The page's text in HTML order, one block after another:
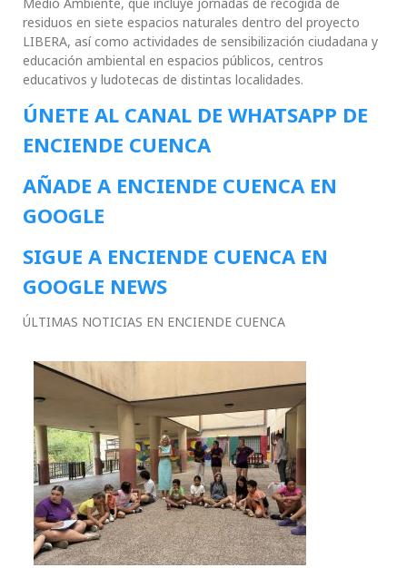
Medio Ambiente, que incluye jornadas de recogida de
residuos en siete espacios naturales dentro del proyecto
LIBERA, así como actividades de sensibilización ciudadana y
educación ambiental en espacios públicos, centros
educativos y ludotecas de distintas localidades.
ÚNETE AL CANAL DE WHATSAPP DE
ENCIENDE CUENCA
AÑADE A ENCIENDE CUENCA EN
GOOGLE
SIGUE A ENCIENDE CUENCA EN
GOOGLE NEWS
ÚLTIMAS NOTICIAS EN ENCIENDE CUENCA